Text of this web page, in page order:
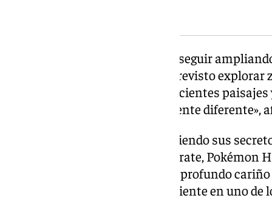
La intención también pasa por seguir
nuevas provincias. «Tenemos previsto explorar
o Almería. Andalucía ofrece suficientes
aventura enorme y completamente diferente»,
Con miles de jugadores descubriendo sus
convertidas en su mejor escaparate, Pokémon
buena idea, mucho trabajo y un profundo
convertir un proyecto independiente en uno de